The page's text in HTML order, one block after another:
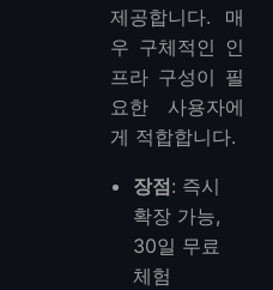
제공합니다. 매
우 구체적인 인
프라 구성이 필
요한 사용자에
게 적합합니다.
장점: 즉시
확장 가능,
30일 무료
체험